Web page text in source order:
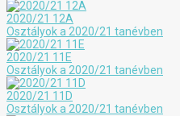
2020/21 12A
Osztályok a 2020/21 tanévben
2020/21 11E
Osztályok a 2020/21 tanévben
2020/21 11D
Osztályok a 2020/21 tanévben